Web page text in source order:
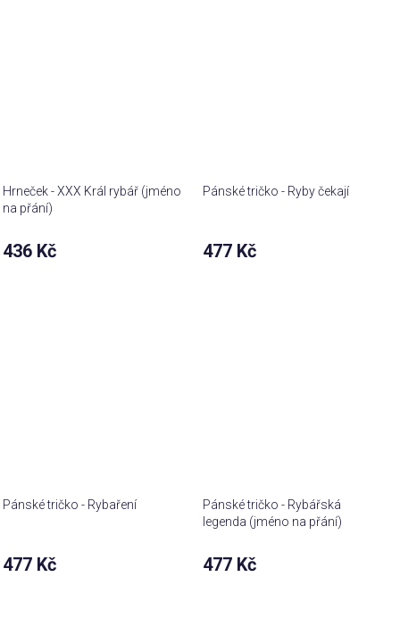
Hrneček - XXX Král rybář (jméno
na přání)
436 Kč
Pánské tričko - Ryby čekají
477 Kč
Pánské tričko - Rybaření
477 Kč
Pánské tričko - Rybářská
legenda (jméno na přání)
477 Kč